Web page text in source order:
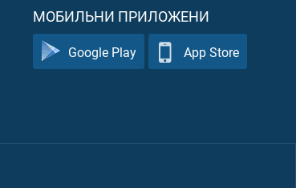
МОБИЛЬНИ ПРИЛОЖЕНИ
Google Play App Store